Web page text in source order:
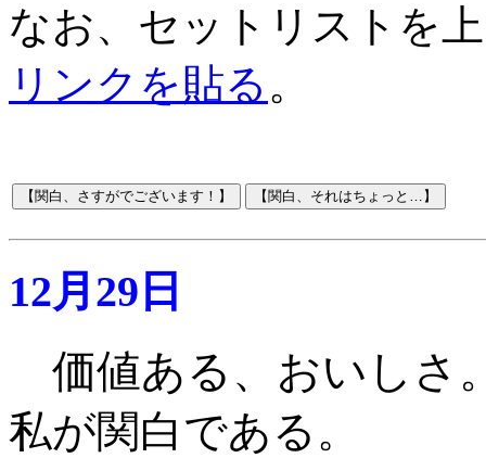
なお、セットリストを
リンクを貼る 。
12月29日
価値ある、おいしさ
私が関白である 。